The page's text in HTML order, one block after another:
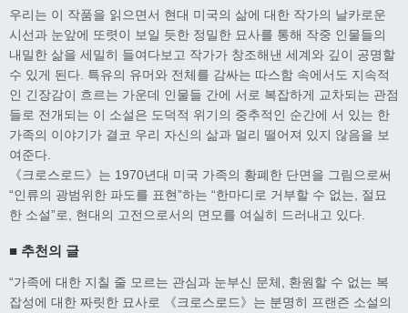
우리는 이 작품을 읽으면서 현대 미국의 삶에 대한 작가의 날카로운
시선과 눈앞에 또렷이 보일 듯한 정밀한 묘사를 통해 작중 인물들의
내밀한 삶을 세밀히 들여다보고 작가가 창조해낸 세계와 깊이 공명할
수 있게 된다. 특유의 유머와 전체를 감싸는 따스함 속에서도 지속적
인 긴장감이 흐르는 가운데 인물들 간에 서로 복잡하게 교차되는 관점
들로 전개되는 이 소설은 도덕적 위기의 중추적인 순간에 서 있는 한
가족의 이야기가 결코 우리 자신의 삶과 멀리 떨어져 있지 않음을 보
여준다.
《크로스로드》는 1970년대 미국 가족의 황폐한 단면을 그림으로써
“인류의 광범위한 파도를 표현”하는 “한마디로 거부할 수 없는, 절묘
한 소설”로, 현대의 고전으로서의 면모를 여실히 드러내고 있다.
■ 추천의 글
“가족에 대한 지칠 줄 모르는 관심과 눈부신 문체, 환원할 수 없는 복
잡성에 대한 짜릿한 묘사로 《크로스로드》는 분명히 프랜즌 소설의